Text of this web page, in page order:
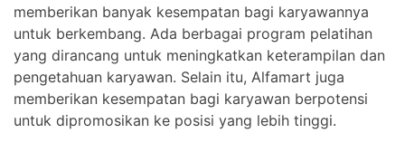
memberikan banyak kesempatan bagi karyawannya
untuk berkembang. Ada berbagai program pelatihan
yang dirancang untuk meningkatkan keterampilan dan
pengetahuan karyawan. Selain itu, Alfamart juga
memberikan kesempatan bagi karyawan berpotensi
untuk dipromosikan ke posisi yang lebih tinggi.